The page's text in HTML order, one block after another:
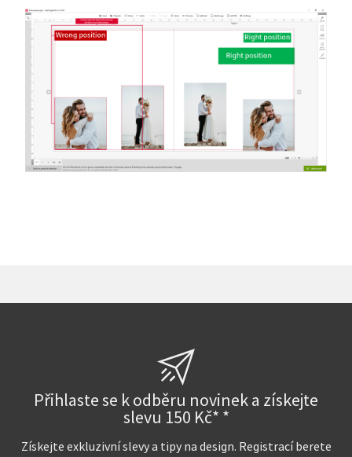
Přihlaste se k odběru novinek a získejte
slevu 150 Kč* *
Získejte exkluzivní slevy a tipy na design. Registrací berete